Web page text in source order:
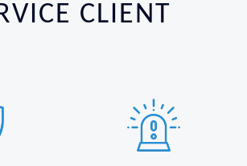
CLIENT